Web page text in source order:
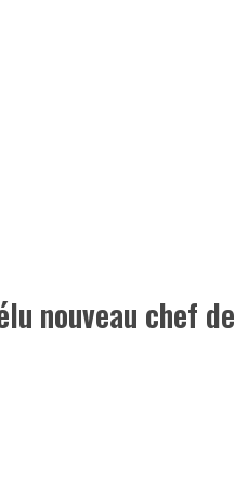
nouveau chef de